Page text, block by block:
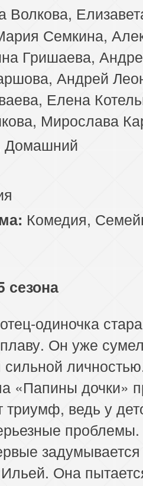
Волкова,
Семкина,
Гришаева,
Андрей
Елена
Мирослава
Комедия,
сезона
одиночка
Он уже
сильной
«Папины дочки»
триумф, ведь у
Она